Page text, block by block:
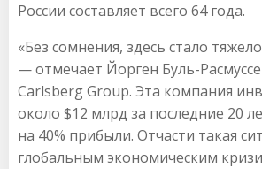
России составляет всего 64 года.
«Без сомнения, здесь стало
— отмечает Йорген Буль-
Carlsberg Group. Эта компания
около $12 млрд за последние 20
на 40% прибыли. Отчасти такая
глобальным экономическим